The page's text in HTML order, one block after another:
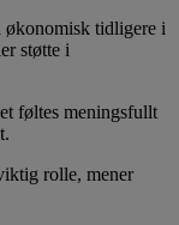
økonomisk tidligere i
støtte i
føltes meningsfullt
rolle, mener